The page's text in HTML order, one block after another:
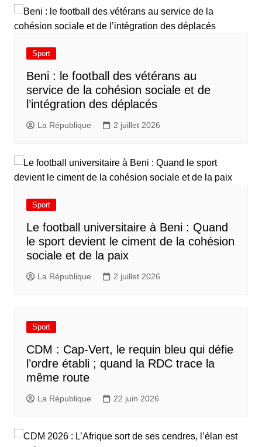
Sport
Beni : le football des vétérans au
service de la cohésion sociale et de
l’intégration des déplacés​
La République 2 juillet 2026
Sport
Le football universitaire à Beni : Quand
le sport devient le ciment de la cohésion
sociale et de la paix
La République 2 juillet 2026
Sport
CDM : Cap-Vert, le requin bleu qui défie
l’ordre établi ; quand la RDC trace la
même route
La République 22 juin 2026